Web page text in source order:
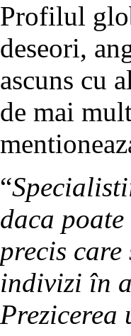
Profilul
deseori,
ascuns cu
de mai
“
daca
precis
indivizi în
Prezicerea